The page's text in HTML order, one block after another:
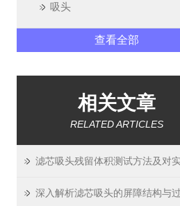
吸头
查看全部
相关文章
RELATED ARTICLES